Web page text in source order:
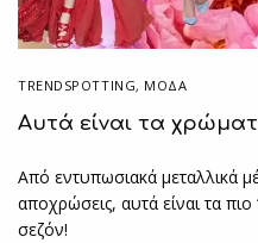
TRENDSPOTTING, ΜΟΔΑ
Αυτά είναι τα
Από εντυπωσιακά μεταλλικά
αποχρώσεις, αυτά είναι τα
σεζόν!